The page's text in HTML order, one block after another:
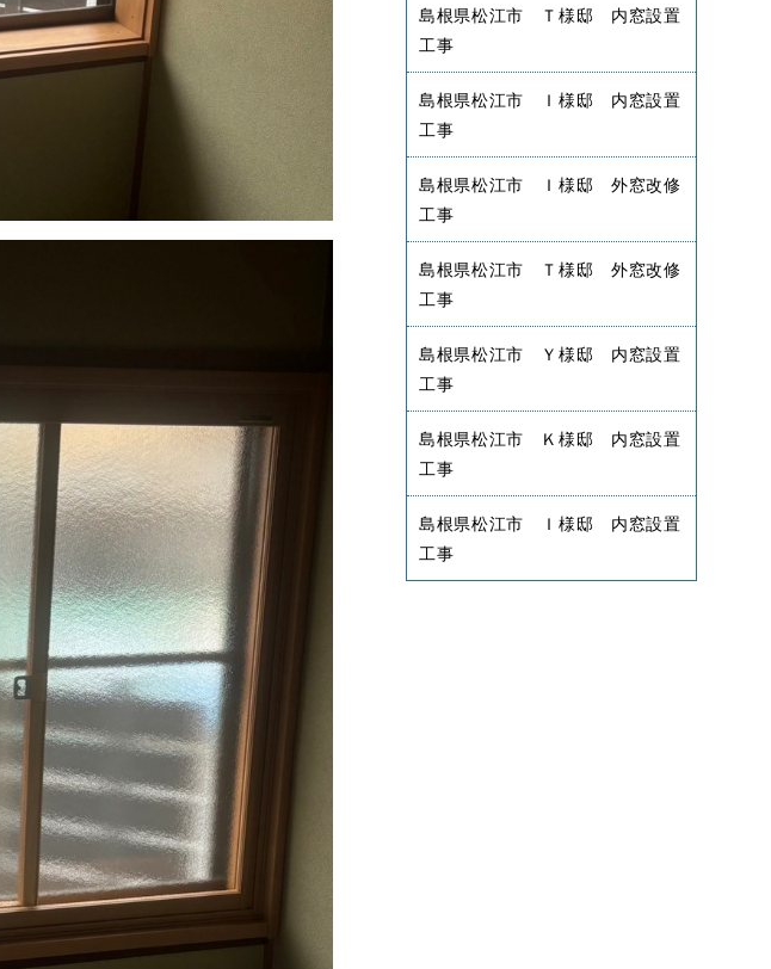
島根県松江市 Ｔ様邸 内窓設置
工事
島根県松江市 Ｉ様邸 内窓設置
工事
島根県松江市 Ｉ様邸 外窓改修
工事
島根県松江市 Ｔ様邸 外窓改修
工事
島根県松江市 Ｙ様邸 内窓設置
工事
島根県松江市 Ｋ様邸 内窓設置
工事
島根県松江市 Ｉ様邸 内窓設置
工事